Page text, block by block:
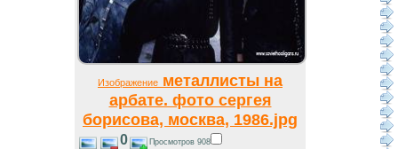
Изображение металлисты на
арбате. фото сергея
борисова, москва, 1986.jpg
0 Просмотров 908